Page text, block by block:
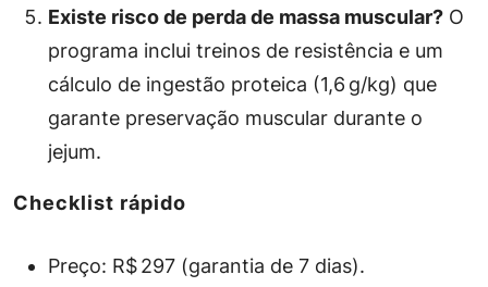
Existe risco de perda de massa muscular? O
programa inclui treinos de resistência e um
cálculo de ingestão proteica (1,6 g/kg) que
garante preservação muscular durante o
jejum.
Checklist rápido
Preço: R$ 297 (garantia de 7 dias).